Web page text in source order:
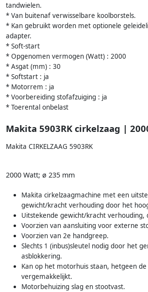
tandwielen.
* Van buitenaf verwisselbare koolborstels.
* Kan gebruikt worden met optionele
adapter.
* Soft-start
* Opgenomen vermogen (Watt) : 2000
* Asgat (mm) : 30
* Softstart : ja
* Motorrem : ja
* Voorbereiding stofafzuiging : ja
* Toerental onbelast
Makita 5903RK cirkelzaag |
Makita CIRKELZAAG 5903RK
2000 Watt; ø 235 mm
Makita cirkelzaagmachine met een
gewicht/kracht verhouding door het
Uitstekende gewicht/kracht
Voorzien van aansluiting voor externe
Voorzien van 2e handgreep.
Slechts 1 (inbus)sleutel nodig door het
asblokkering.
Kan op het motorhuis staan, hetgeen de
vergemakkelijkt.
Motorbehuizing slag en stootvast.